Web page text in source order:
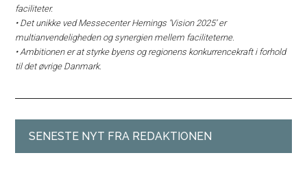
faciliteter.
• Det unikke ved Messecenter Hernings ‘Vision 2025’ er
multianvendeligheden og synergien mellem faciliteterne.
• Ambitionen er at styrke byens og regionens konkurrencekraft i forhold
til det øvrige Danmark.
SENESTE NYT FRA REDAKTIONEN